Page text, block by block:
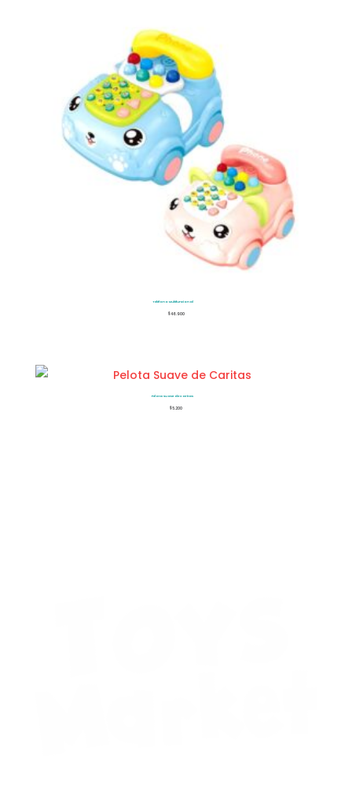
Teléfono Multifuncional
$46.900
Pelota Suave de Caritas
$5.200